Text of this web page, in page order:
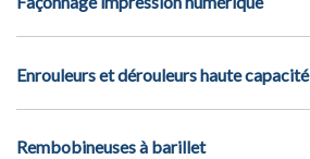
Enrouleurs et dérouleurs haute capacité
Rembobineuses à barillet